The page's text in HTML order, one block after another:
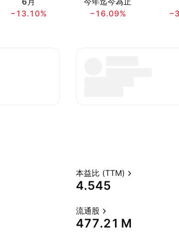
−13.10%
−16.09%
本益比 (TTM)
4.545
流通股
‪477.21 M‬